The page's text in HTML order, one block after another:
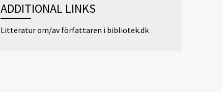
ADDITIONAL LINKS
Litteratur om/av författaren i bibliotek.dk